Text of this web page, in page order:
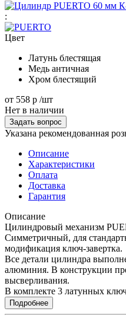
:
Цвет
Латунь блестящая
Медь античная
Хром блестящий
от 558 р /шт
Нет в наличии
Задать вопрос
Указана рекомендованная
Описание
Характеристики
Оплата
Доставка
Гарантия
Описание
Цилиндровый механизм
Симметричный, для
модификация ключ-завертка.
Все детали цилиндра
алюминия. В конструкции
высверливания.
В комплекте 3 латунных
Подробнее